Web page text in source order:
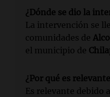
¿Dónde se dio la
La intervención se
comunidades de
el municipio de
¿Por qué es
Es relevante debido